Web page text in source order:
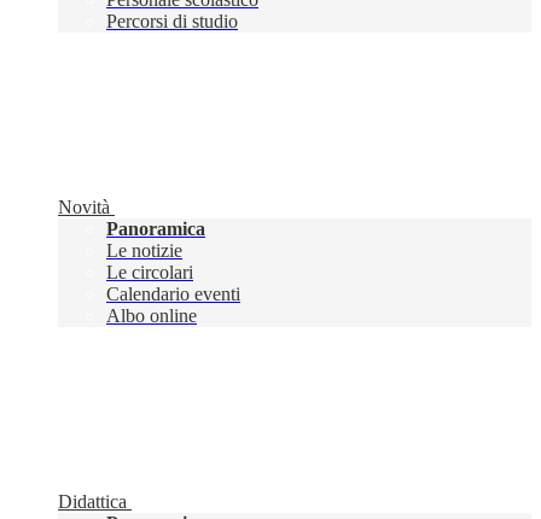
Percorsi di studio
Novità
Panoramica
Le notizie
Le circolari
Calendario eventi
Albo online
Didattica